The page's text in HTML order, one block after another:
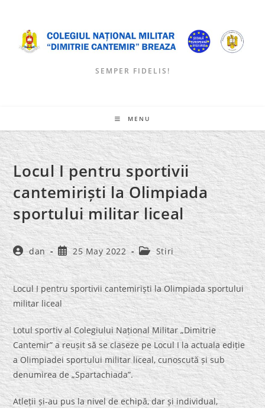
content
SEMPER FIDELIS!
MENU
Locul I pentru sportivii
cantemiriști la Olimpiada
sportului militar liceal
Post
author:
dan
Post
published:
25 May 2022
Post
category:
Stiri
Locul I pentru sportivii cantemiriști la Olimpiada sportului
militar liceal
Lotul sportiv al Colegiului Național Militar „Dimitrie
Cantemir” a reușit să se claseze pe Locul I la actuala ediție
a Olimpiadei sportului militar liceal, cunoscută și sub
denumirea de „Spartachiada”.
Atleții și-au pus la nivel de echipă, dar și individual,